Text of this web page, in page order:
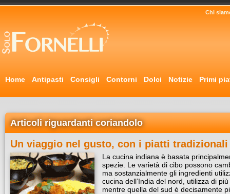
Chi
Home Antipasti Consigli Contorni Dolci Notizie Primi
Articoli riguardanti coriandolo
Un viaggio nel gusto, con i piatti
La cucina indiana è basata
spezie. Le varietà di cibo possono
ma sostanzialmente gli ingredienti
cucina dell’India del nord, utilizza di
mentre quella del sud è decisamente